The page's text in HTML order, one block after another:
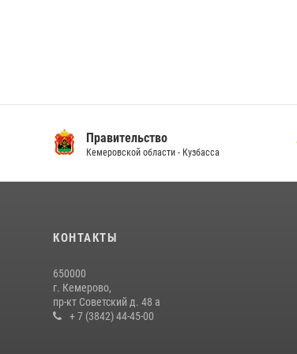
Правительство
Кемеровской области - Кузбасса
КОНТАКТЫ
650000
г. Кемерово,
пр-кт Советский д. 48 а
+ 7 (3842) 44-45-00